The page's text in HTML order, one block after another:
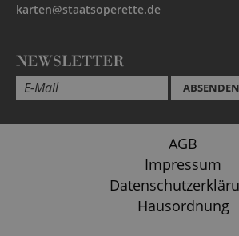
karten@staatsoperette.de
NEWSLETTER
ABSENDEN
AGB
Impressum
Hausordnung